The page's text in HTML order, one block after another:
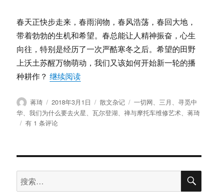
春天正快步走来，春雨润物，春风浩荡，春回大地，
带着勃勃的生机和希望。春总能让人精神振奋，心生
向往，特别是经历了一次严酷寒冬之后。希望的田野
上沃土苏醒万物萌动，我们又该如何开始新一轮的播
种耕作？继续阅读“蒋琦：三月，你好”
作
者
蒋琦
发
布
于
2018年3月1日
分
类
散文杂记
标
签
一切网、三月 、寻觅中
华、我们为什么要去火星、瓦尔登湖、禅与摩托车维修艺术、蒋琦
蒋
月，
好
有 1 条评论
搜
索：
搜